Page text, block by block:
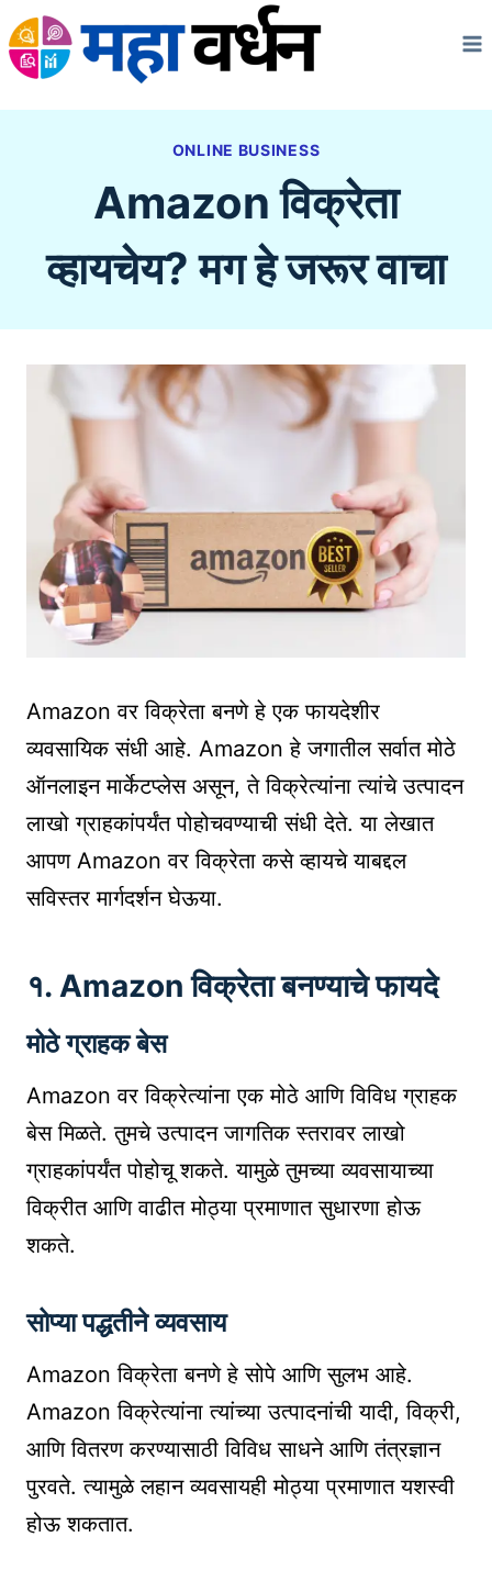
Skip
to
ONLINE BUSINESS
Amazon विक्रेता
व्हायचेय? मग हे जरूर वाचा
Amazon वर विक्रेता बनणे हे एक फायदेशीर
व्यवसायिक संधी आहे. Amazon हे जगातील सर्वात मोठे
ऑनलाइन मार्केटप्लेस असून, ते विक्रेत्यांना त्यांचे उत्पादन
लाखो ग्राहकांपर्यंत पोहोचवण्याची संधी देते. या लेखात
आपण Amazon वर विक्रेता कसे व्हायचे याबद्दल
सविस्तर मार्गदर्शन घेऊया.
१. Amazon विक्रेता बनण्याचे फायदे
मोठे ग्राहक बेस
Amazon वर विक्रेत्यांना एक मोठे आणि विविध ग्राहक
बेस मिळते. तुमचे उत्पादन जागतिक स्तरावर लाखो
ग्राहकांपर्यंत पोहोचू शकते. यामुळे तुमच्या व्यवसायाच्या
विक्रीत आणि वाढीत मोठ्या प्रमाणात सुधारणा होऊ
शकते.
सोप्या पद्धतीने व्यवसाय
Amazon विक्रेता बनणे हे सोपे आणि सुलभ आहे.
Amazon विक्रेत्यांना त्यांच्या उत्पादनांची यादी, विक्री,
आणि वितरण करण्यासाठी विविध साधने आणि तंत्रज्ञान
पुरवते. त्यामुळे लहान व्यवसायही मोठ्या प्रमाणात यशस्वी
होऊ शकतात.